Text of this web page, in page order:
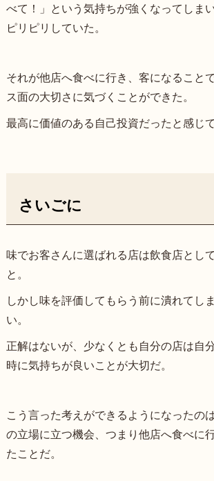
べて！」という気持ちが強くなってしま
ピリピリしていた。
それが他店へ食べに行き、客になること
ス面の大切さに気づくことができた。
最高に価値のある自己投資だったと感じて
さいごに
味でお客さんに選ばれる店は飲食店とし
と。
しかし味を評価してもらう前に潰れてし
い。
正解はないが、少なくとも自分の店は自
時に気持ちが良いことが大切だ。
こう言った考えができるようになったの
の立場に立つ機会、つまり他店へ食べに
たことだ。